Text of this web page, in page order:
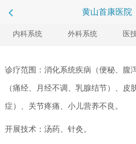
黄山首康医院
内科系统 外科系统 医
诊疗范围：消化系统疾病（便秘、腹
（痛经、月经不调、乳腺结节）、皮
症）、关节疼痛、小儿营养不良。
开展技术：汤药、针灸。